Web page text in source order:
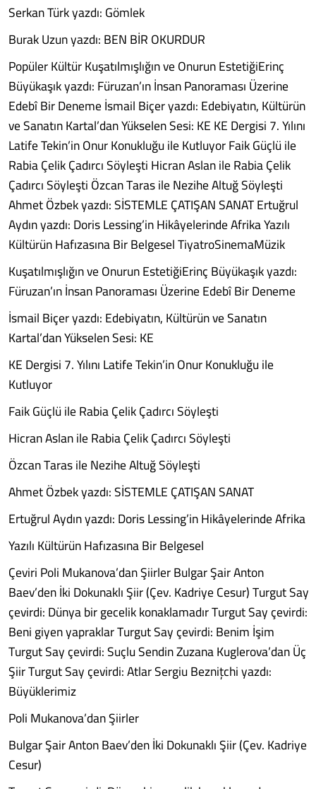
Serkan Türk yazdı: Gömlek
Burak Uzun yazdı: BEN BİR OKURDUR
Popüler Kültür Kuşatılmışlığın ve Onurun EstetiğiErinç
Büyükaşık yazdı: Füruzan’ın İnsan Panoraması Üzerine
Edebî Bir Deneme İsmail Biçer yazdı: Edebiyatın, Kültürün
ve Sanatın Kartal’dan Yükselen Sesi: KE KE Dergisi 7. Yılını
Latife Tekin’in Onur Konukluğu ile Kutluyor Faik Güçlü ile
Rabia Çelik Çadırcı Söyleşti Hicran Aslan ile Rabia Çelik
Çadırcı Söyleşti Özcan Taras ile Nezihe Altuğ Söyleşti
Ahmet Özbek yazdı: SİSTEMLE ÇATIŞAN SANAT Ertuğrul
Aydın yazdı: Doris Lessing’in Hikâyelerinde Afrika Yazılı
Kültürün Hafızasına Bir Belgesel TiyatroSinemaMüzik
Kuşatılmışlığın ve Onurun EstetiğiErinç Büyükaşık yazdı:
Füruzan’ın İnsan Panoraması Üzerine Edebî Bir Deneme
İsmail Biçer yazdı: Edebiyatın, Kültürün ve Sanatın
Kartal’dan Yükselen Sesi: KE
KE Dergisi 7. Yılını Latife Tekin’in Onur Konukluğu ile
Kutluyor
Faik Güçlü ile Rabia Çelik Çadırcı Söyleşti
Hicran Aslan ile Rabia Çelik Çadırcı Söyleşti
Özcan Taras ile Nezihe Altuğ Söyleşti
Ahmet Özbek yazdı: SİSTEMLE ÇATIŞAN SANAT
Ertuğrul Aydın yazdı: Doris Lessing’in Hikâyelerinde Afrika
Yazılı Kültürün Hafızasına Bir Belgesel
Çeviri Poli Mukanova’dan Şiirler Bulgar Şair Anton
Baev’den İki Dokunaklı Şiir (Çev. Kadriye Cesur) Turgut Say
çevirdi: Dünya bir gecelik konaklamadır Turgut Say çevirdi:
Beni giyen yapraklar Turgut Say çevirdi: Benim İşim
Turgut Say çevirdi: Suçlu Sendin Zuzana Kuglerova’dan Üç
Şiir Turgut Say çevirdi: Atlar Sergiu Beznițchi yazdı:
Büyüklerimiz
Poli Mukanova’dan Şiirler
Bulgar Şair Anton Baev’den İki Dokunaklı Şiir (Çev. Kadriye
Cesur)